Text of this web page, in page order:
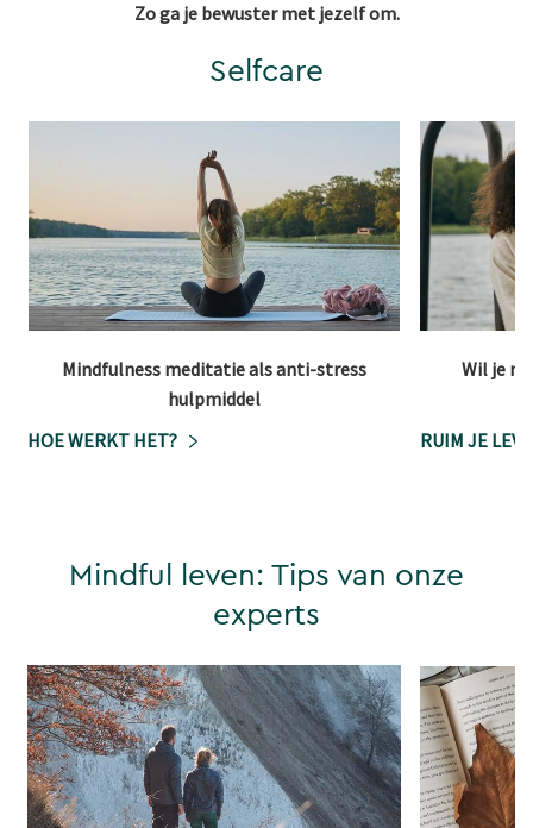
Zo ga je bewuster met jezelf om.
Selfcare
Mindfulness meditatie als anti-stress
hulpmiddel
HOE WERKT HET?
Wil je
RUIM JE
Mindful leven: Tips van onze
experts